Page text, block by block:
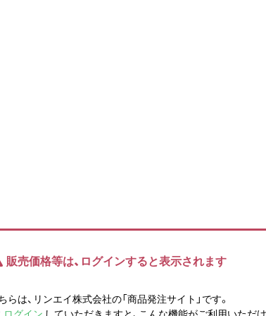
販売価格等は、ログインすると表示されます
らは、リンエイ株式会社の「商品発注サイト」です。